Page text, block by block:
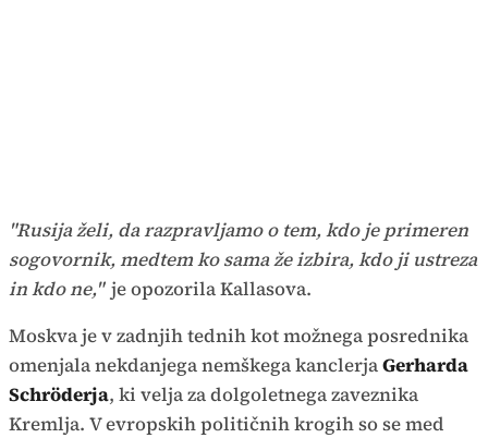
"Rusija želi, da razpravljamo o tem, kdo je primeren
sogovornik, medtem ko sama že izbira, kdo ji ustreza
in kdo ne," je opozorila Kallasova.
Moskva je v zadnjih tednih kot možnega posrednika
omenjala nekdanjega nemškega kanclerjaGerharda
Schröderja, ki velja za dolgoletnega zaveznika
Kremlja. V evropskih političnih krogih so se med